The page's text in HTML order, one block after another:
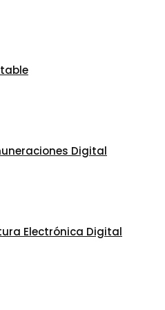
Digital
Electrónica Digital